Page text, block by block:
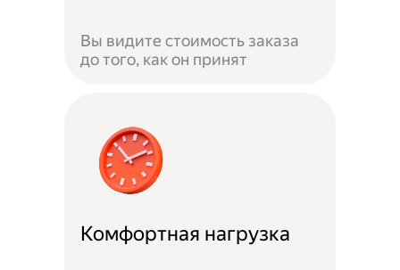
Вы видите стоимость заказа
до того, как он принят
Комфортная нагрузка